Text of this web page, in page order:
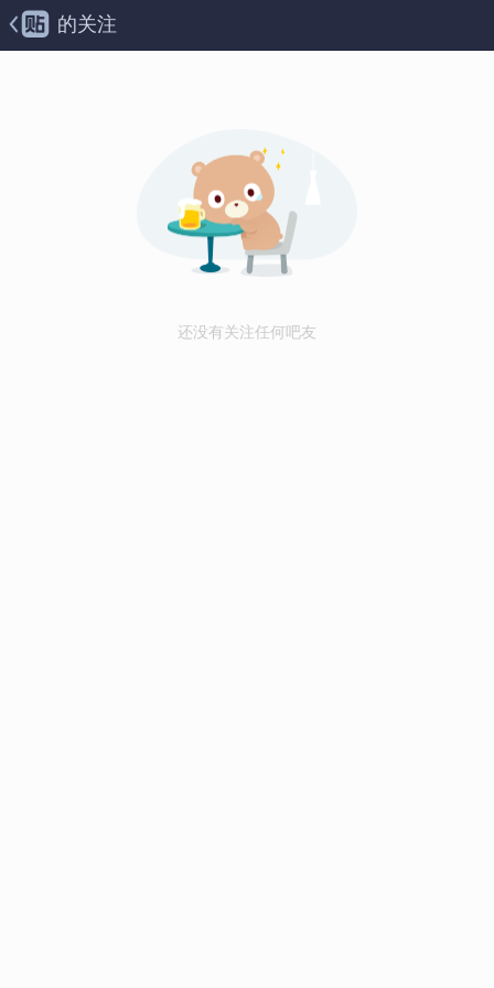
的关注
还没有关注任何吧友